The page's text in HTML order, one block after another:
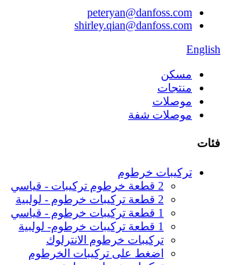
peteryan@danfoss.com
shirley.qian@danfoss.com
English
مسكن
منتجات
موصلات
موصلات شفة
فئات
تركيبات خرطوم
2 قطعة خرطوم تركيبات - قياسي
2 قطعة تركيبات خرطوم - لولبية
1 قطعة تركيبات خرطوم - قياسي
1 قطعة تركيبات خرطوم- لولبية
تركيبات خرطوم الانترلوك
اضغط على تركيبات الخرطوم